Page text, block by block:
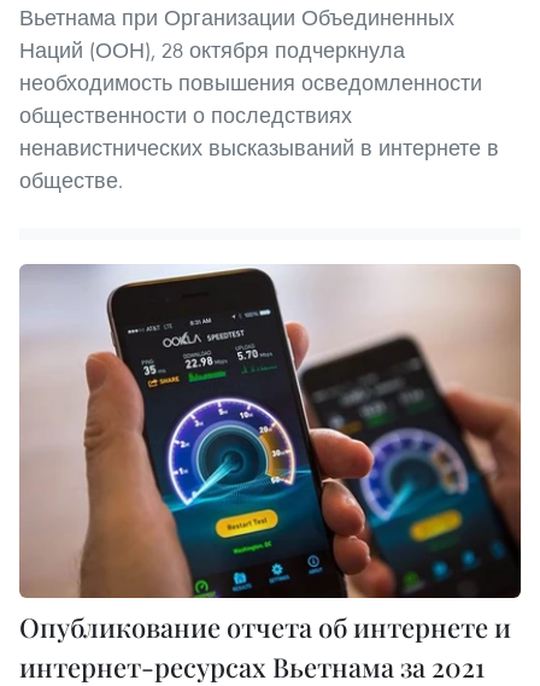
Вьетнама при Организации Объединенных
Наций (ООН), 28 октября подчеркнула
необходимость повышения осведомленности
общественности о последствиях
ненавистнических высказываний в интернете в
обществе.
Опубликование отчета об интернете и
интернет-ресурсах Вьетнама за 2021